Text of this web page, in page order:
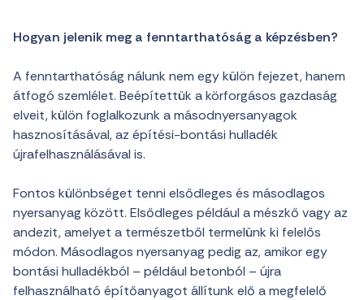
Hogyan jelenik meg a fenntarthatóság a képzésben?
A fenntarthatóság nálunk nem egy külön fejezet, hanem
átfogó szemlélet. Beépítettük a körforgásos gazdaság
elveit, külön foglalkozunk a másodnyersanyagok
hasznosításával, az építési-bontási hulladék
újrafelhasználásával is.
Fontos különbséget tenni elsődleges és másodlagos
nyersanyag között. Elsődleges például a mészkő vagy az
andezit, amelyet a természetből termelünk ki felelős
módon. Másodlagos nyersanyag pedig az, amikor egy
bontási hulladékból – például betonból – újra
felhasználható építőanyagot állítunk elő a megfelelő